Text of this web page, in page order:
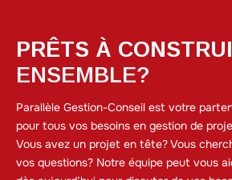
PRÊTS À
ENSEMBLE?
Parallèle Gestion-Conseil est votre
pour tous vos besoins en gestion de
Vous avez un projet en tête? Vous
vos questions? Notre équipe peut vous